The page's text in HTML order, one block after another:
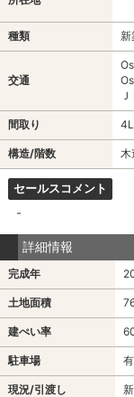
種類 新
交通
間取り
構造/階数
セールスコメント
-
詳細情報
完成年
土地面積
建ぺい率
駐車場 有
現況/引渡し